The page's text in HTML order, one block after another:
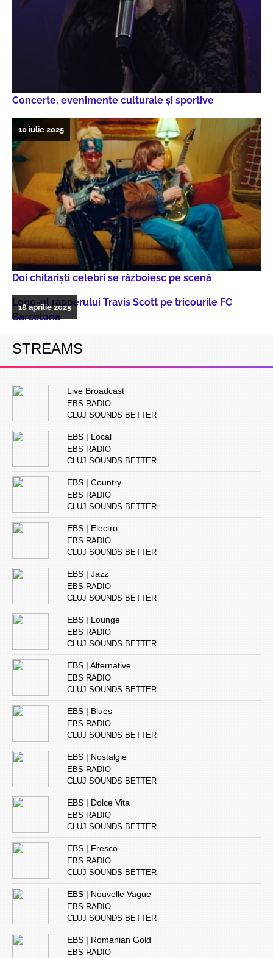
Concerte, evenimente culturale şi sportive
Doi chitarişti celebri se războiesc pe scenă
10 iulie 2025
Logo-ul rapperului Travis Scott pe tricourile FC
Barcelona
18 aprilie 2025
STREAMS
Live Broadcast
EBS RADIO
CLUJ SOUNDS BETTER
EBS | Local
EBS RADIO
CLUJ SOUNDS BETTER
EBS | Country
EBS RADIO
CLUJ SOUNDS BETTER
EBS | Electro
EBS RADIO
CLUJ SOUNDS BETTER
EBS | Jazz
EBS RADIO
CLUJ SOUNDS BETTER
EBS | Lounge
EBS RADIO
CLUJ SOUNDS BETTER
EBS | Alternative
EBS RADIO
CLUJ SOUNDS BETTER
EBS | Blues
EBS RADIO
CLUJ SOUNDS BETTER
EBS | Nostalgie
EBS RADIO
CLUJ SOUNDS BETTER
EBS | Dolce Vita
EBS RADIO
CLUJ SOUNDS BETTER
EBS | Fresco
EBS RADIO
CLUJ SOUNDS BETTER
EBS | Nouvelle Vague
EBS RADIO
CLUJ SOUNDS BETTER
EBS | Romanian Gold
EBS RADIO